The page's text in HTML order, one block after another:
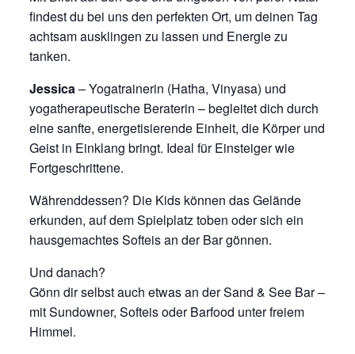
findest du bei uns den perfekten Ort, um deinen Tag
achtsam ausklingen zu lassen und Energie zu
tanken.
Jessica– Yogatrainerin (Hatha, Vinyasa) und
yogatherapeutische Beraterin – begleitet dich durch
eine sanfte, energetisierende Einheit, die Körper und
Geist in Einklang bringt. Ideal für Einsteiger wie
Fortgeschrittene.
Währenddessen? Die Kids können das Gelände
erkunden, auf dem Spielplatz toben oder sich ein
hausgemachtes Softeis an der Bar gönnen.
Und danach?
Gönn dir selbst auch etwas an der Sand & See Bar –
mit Sundowner, Softeis oder Barfood unter freiem
Himmel.